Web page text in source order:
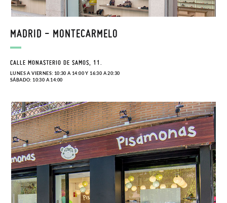
MADRID - MONTECARMELO
CALLE MONASTERIO DE SAMOS, 11.
LUNES A VIERNES: 10:30 A 14:00 Y 16:30 A 20:30
SÁBADO: 10:30 A 14:00